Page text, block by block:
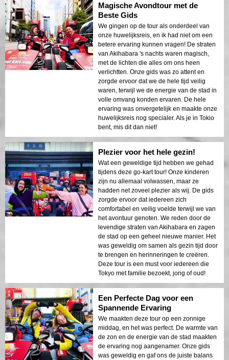
Magische Avondtour met de
Beste Gids
We gingen op de tour als onderdeel van
onze huwelijksreis, en ik had niet om een
betere ervaring kunnen vragen! De straten
van Akihabara 's nachts waren magisch,
met de lichten die alles om ons heen
verlichtten. Onze gids was zo attent en
zorgde ervoor dat we de hele tijd veilig
waren, terwijl we de energie van de stad in
volle omvang konden ervaren. De hele
ervaring was onvergetelijk en maakte onze
huwelijksreis nog specialer. Als je in Tokio
bent, mis dit dan niet!
Plezier voor het hele gezin!
Wat een geweldige tijd hebben we gehad
tijdens deze go-kart tour! Onze kinderen
zijn nu allemaal volwassen, maar ze
hadden net zoveel plezier als wij. De gids
zorgde ervoor dat iedereen zich
comfortabel en veilig voelde terwijl we van
het avontuur genoten. We reden door de
levendige straten van Akihabara en zagen
de stad op een geheel nieuwe manier. Het
was geweldig om samen als gezin tijd door
te brengen en herinneringen te creëren.
Deze tour is een must voor iedereen die
Tokyo met familie bezoekt, jong of oud!
Een Perfecte Dag voor een
Spannende Ervaring
We maakten deze tour op een zonnige
middag, en het was perfect. De warmte van
de zon en de energie van de stad maakten
de ervaring nog aangenamer. Onze gids
was geweldig en gaf ons de juiste balans